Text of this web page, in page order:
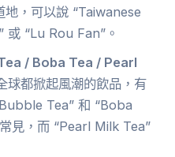
地，可以說 “Taiwanese
“Lu Rou Fan”。
/ Boba Tea / Pearl
球都掀起風潮的飲品，有
Tea” 和 “Boba
見，而 “Pearl Milk Tea”